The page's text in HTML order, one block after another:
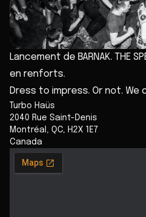
Lancement de BARNAK. THE
en renforts.
Dress to impress. Or not. We
Turbo Haüs
2040 Rue Saint-Denis
Montréal
QC
H2X 1E7
Canada